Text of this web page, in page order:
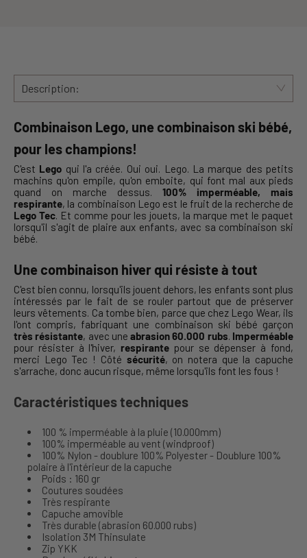
Description:
Combinaison Lego, une combinaison ski bébé,
pour les champions!
C'est Lego qui l'a créée. Oui oui. Lego. La marque des petits
machins qu'on empile, qu'on emboite, qui font mal aux pieds
quand on marche dessus. 100% imperméable, mais
respirante, la combinaison Lego est le fruit de la recherche de
Lego Tec. Et comme pour les jouets, la marque met le paquet
lorsqu'il s'agit de plaire aux enfants, avec sa combinaison ski
bébé.
Une combinaison hiver qui résiste à tout
C'est bien connu, lorsqu'ils jouent dehors, les enfants sont plus
intéressés par le fait de se rouler partout que de préserver
leurs vêtements. Ca tombe bien, parce que chez Lego Wear, ils
l'ont compris, fabriquant une combinaison ski bébé garçon
très résistante, avec uneabrasion 60.000 rubs. Imperméable
pour résister à l'hiver, respirante pour se dépenser à fond,
merci Lego Tec ! Côté sécurité, on notera que la capuche
s'arrache, donc aucun risque, même lorsqu'ils font les fous !
Caractéristiques techniques
100 % imperméable à la pluie (10.000mm)
100% imperméable au vent (windproof)
100% Nylon - doublure 100% Polyester - Doublure 100%
polaire à l'intérieur de la capuche
Poids : 160 gr
Coutures soudées
Très respirante
Capuche amovible
Très durable (abrasion 60.000 rubs)
Isolation 3M Thinsulate
Zip YKK